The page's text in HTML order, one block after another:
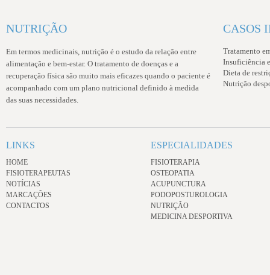
NUTRIÇÃO
Em termos medicinais, nutrição é o estudo da relação entre
alimentação e bem-estar. O tratamento de doenças e a
recuperação física são muito mais eficazes quando o paciente é
acompanhado com um plano nutricional definido à medida
das suas necessidades.
CASOS
Tratamento
Insuficiência
Dieta de
Nutrição
LINKS
HOME
FISIOTERAPEUTAS
NOTÍCIAS
MARCAÇÕES
CONTACTOS
ESPECIALIDADES
FISIOTERAPIA
OSTEOPATIA
ACUPUNCTURA
PODOPOSTUROLOGIA
NUTRIÇÃO
MEDICINA DESPORTIVA